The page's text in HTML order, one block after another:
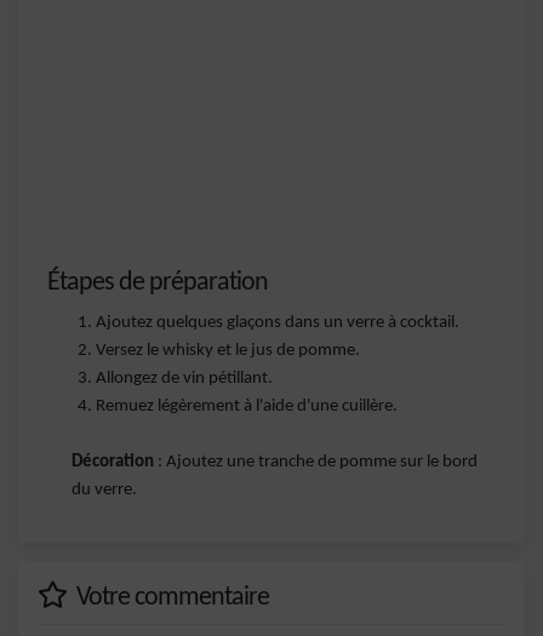
Étapes de préparation
Ajoutez quelques glaçons dans un verre à cocktail.
Versez le whisky et le jus de pomme.
Allongez de vin pétillant.
Remuez légèrement à l'aide d'une cuillère.
Décoration : Ajoutez une tranche de pomme sur le bord
du verre.
Votre commentaire